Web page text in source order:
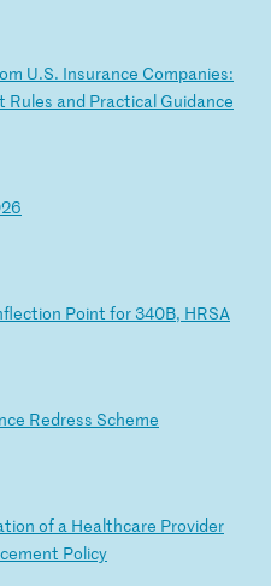
om U.S. Insurance Companies:
Rules and Practical Guidance
26
lection Point for 340B, HRSA
nce Redress Scheme
tion of a Healthcare Provider
ement Policy